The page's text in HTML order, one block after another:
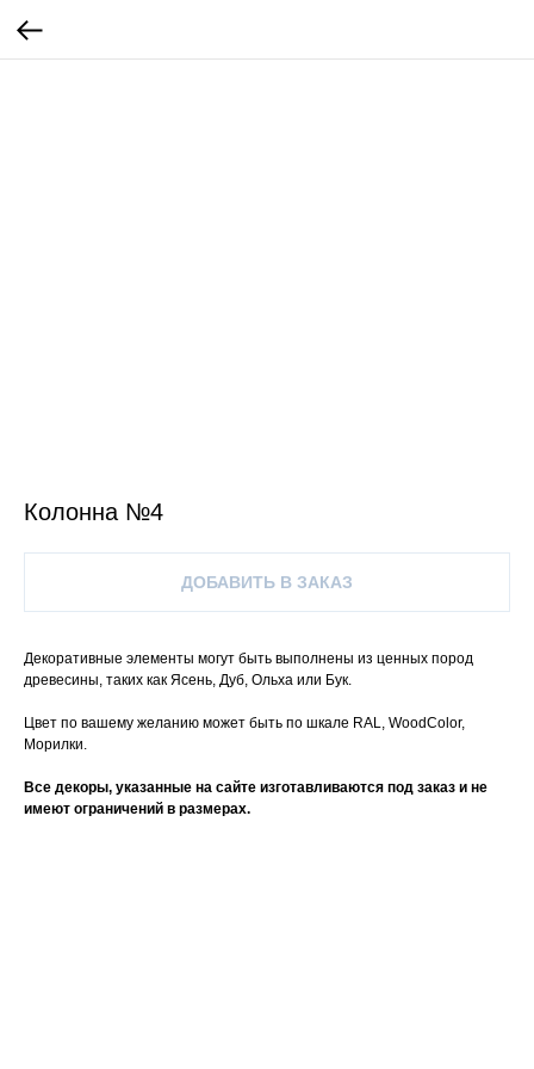
Колонна №4
ДОБАВИТЬ В ЗАКАЗ
Декоративные элементы могут быть выполнены из ценных пород
древесины, таких как Ясень, Дуб, Ольха или Бук.
Цвет по вашему желанию может быть по шкале RAL, WoodColor,
Морилки.
Все декоры, указанные на сайте изготавливаются под заказ и не
имеют ограничений в размерах.